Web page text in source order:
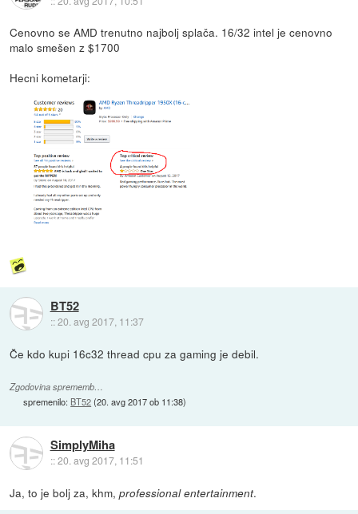
Cenovno se AMD trenutno najbolj splača. 16/32 intel je cenovno
malo smešen z $1700
Hecni kometarji:
BT52
::20. avg 2017, 11:37
Če kdo kupi 16c32 thread cpu za gaming je debil.
Zgodovina sprememb…
spremenilo: BT52(20. avg 2017 ob 11:38)
SimplyMiha
::20. avg 2017, 11:51
Ja, to je bolj za, khm,professional entertainment.